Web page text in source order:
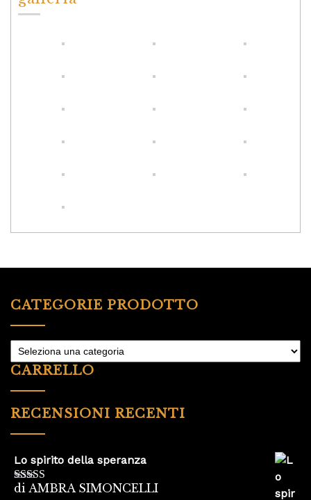
CATEGORIE PRODOTTO
CARRELLO
RECENSIONI RECENTI
Lo spirito della speranza
Valutato5su
di AMBRA SIMONCELLI